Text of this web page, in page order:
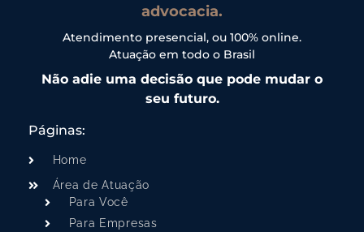
advocacia.
Atendimento presencial, ou 100% online.
Atuação em todo o Brasil
Não adie uma decisão que pode mudar o
seu futuro.
Páginas:
Home
Área de Atuação
Para Você
Para Empresas